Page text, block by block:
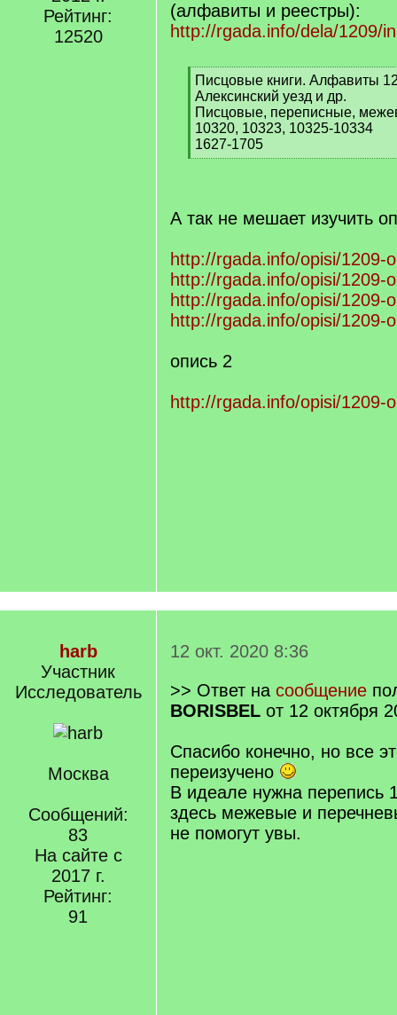
Рейтинг:
12520
(алфавиты и реестры):
http://rgada.info/dela/1209/
[
q
]
Писцовые книги. Алфавиты
Алексинский уезд и др.
Писцовые, переписные,
10320, 10323, 10325-10334
1627-1705
[
А так не мешает изучить
http://rgada.info/opisi/1209-
http://rgada.info/opisi/1209-
http://rgada.info/opisi/1209-
http://rgada.info/opisi/1209-
опись 2
http://rgada.info/opisi/1209-
harb
Участник
Исследователь
Москва
Сообщений:
83
На сайте с
2017 г.
Рейтинг:
91
12 окт. 2020 8:36
>> Ответ на сообщение
BORISBEL от 12 октября
Спасибо конечно, но все
переизучено
В идеале нужна перепись
здесь межевые и
не помогут увы.